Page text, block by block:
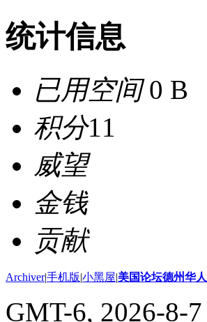
统计信息
已用空间0 B
积分11
威望
金钱
贡献
Archiver|手机版|小黑屋|美国论坛德州华
GMT-6, 2026-8-